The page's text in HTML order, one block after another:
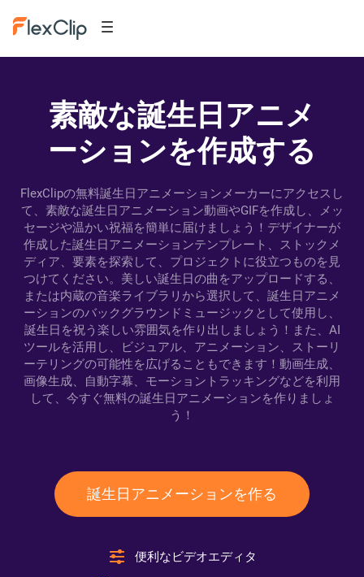
素敵な誕生日アニメ
ーションを作成する
FlexClipの無料誕生日アニメーションメーカーにアクセスし
て、素敵な誕生日アニメーション動画やGIFを作成し、メッ
セージや温かい祝福を簡単に届けましょう！デザイナーが
作成した誕生日アニメーションテンプレート、ストックメ
ディア、要素を探索して、プロジェクトに役立つものを見
つけてください。美しい誕生日の曲をアップロードする、
または内蔵の音楽ライブラリから選択して、誕生日アニメ
ーションのバックグラウンドミュージックとして使用し、
誕生日を祝う楽しい雰囲気を作り出しましょう！また、AI
ツールを活用し、ビジュアル、アニメーション、ストーリ
ーテリングの可能性を広げることもできます！動画生成、
画像生成、自動字幕、モーショントラッキングなどを利用
して、今すぐ無料の誕生日アニメーションを作りましょ
う！
誕生日アニメーションを作る
便利なビデオエディタ